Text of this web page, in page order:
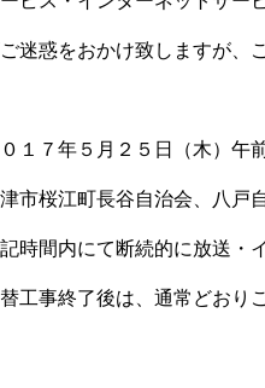
迷惑をおかけ致しますが、
年５月２５日（木）午前
市桜江町長谷自治会、八戸
時間内にて断続的に放送・
終了後は、通常どおりご